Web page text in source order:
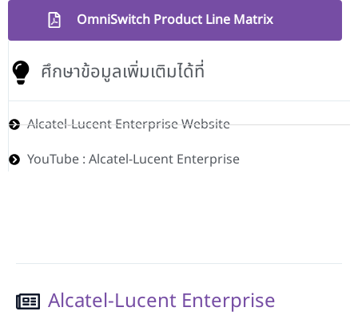
OmniSwitch Product Line Matrix
ศึกษาข้อมูลเพิ่มเติมได้ที่
Alcatel-Lucent Enterprise Website
YouTube : Alcatel-Lucent Enterprise
Alcatel-Lucent Enterprise